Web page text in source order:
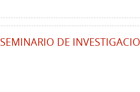
SEMINARIO DE